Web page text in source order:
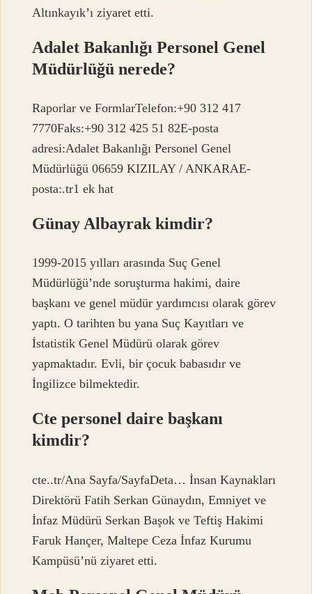
Altınkayık’ı ziyaret etti.
Adalet Bakanlığı Personel Genel
Müdürlüğü nerede?
Raporlar ve FormlarTelefon:+90 312 417
7770Faks:+90 312 425 51 82E-posta
adresi:Adalet Bakanlığı Personel Genel
Müdürlüğü 06659 KIZILAY / ANKARAE-
posta:.tr1 ek hat
Günay Albayrak kimdir?
1999-2015 yılları arasında Suç Genel
Müdürlüğü’nde soruşturma hakimi, daire
başkanı ve genel müdür yardımcısı olarak görev
yaptı. O tarihten bu yana Suç Kayıtları ve
İstatistik Genel Müdürü olarak görev
yapmaktadır. Evli, bir çocuk babasıdır ve
İngilizce bilmektedir.
Cte personel daire başkanı
kimdir?
cte..tr/Ana Sayfa/SayfaDeta… İnsan Kaynakları
Direktörü Fatih Serkan Günaydın, Emniyet ve
İnfaz Müdürü Serkan Başok ve Teftiş Hakimi
Faruk Hançer, Maltepe Ceza İnfaz Kurumu
Kampüsü’nü ziyaret etti.